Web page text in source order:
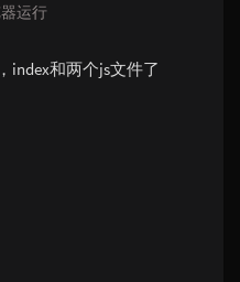
运行
index和两个js文件了